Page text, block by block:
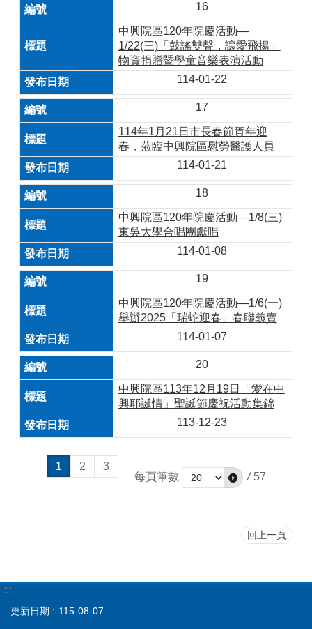
16
中興院區120年院慶活動—
1/22(三)「鼓謠雙聲，讓愛飛揚」
物資捐贈暨學童音樂表演活動
114-01-22
17
114年1月21日市長春節賀年迎
春，蒞臨中興院區慰勞醫護人員
114-01-21
18
中興院區120年院慶活動—1/8(三)
東吳大學合唱團獻唱
114-01-08
19
中興院區120年院慶活動—1/6(一)
舉辦2025「瑞蛇迎春」春聯義賣
114-01-07
20
中興院區113年12月19日「愛在中
興耶誕情」聖誕節慶祝活動集錦
113-12-23
1 2
3
每頁筆數
/ 57
回上一頁
:::
更新日期 115-08-07